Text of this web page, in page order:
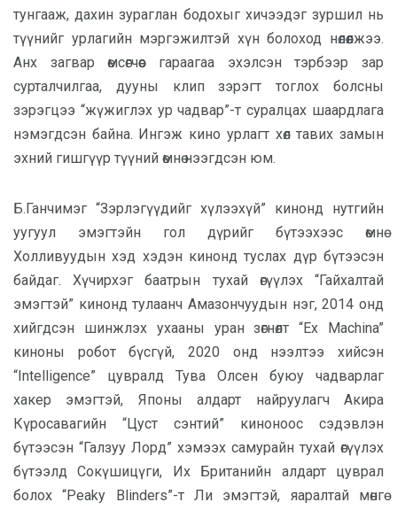
тунгааж, дахин зураглан бодохыг хичээдэг зуршил нь
түүнийг урлагийн мэргэжилтэй хүн болоход нөлөөлжээ.
Анх загвар өмсөгчөөс гараагаа эхэлсэн тэрбээр зар
сурталчилгаа, дууны клип зэрэгт тоглох болсны
зэрэгцээ “жүжиглэх ур чадвар”-т суралцах шаардлага
нэмэгдсэн байна. Ингэж кино урлагт хөл тавих замын
эхний гишгүүр түүний өмнө нээгдсэн юм.
Б.Ганчимэг “Зэрлэгүүдийг хүлээхүй” кинонд нутгийн
уугуул эмэгтэйн гол дүрийг бүтээхээс өмнө
Холливуудын хэд хэдэн кинонд туслах дүр бүтээсэн
байдаг. Хүчирхэг баатрын тухай өгүүлэх “Гайхалтай
эмэгтэй” кинонд тулаанч Амазончуудын нэг, 2014 онд
хийгдсэн шинжлэх ухааны уран зөгнөлт “Ex Machina”
киноны робот бүсгүй, 2020 онд нээлтээ хийсэн
“Intelligence” цувралд Тува Олсен буюу чадварлаг
хакер эмэгтэй, Японы алдарт найруулагч Акира
Күросавагийн “Цуст сэнтий” киноноос сэдэвлэн
бүтээсэн “Галзуу Лорд” хэмээх самурайн тухай өгүүлэх
бүтээлд Сокүшицүги, Их Британийн алдарт цуврал
болох “Peaky Blinders”-т Ли эмэгтэй, яаралтай мөнгө